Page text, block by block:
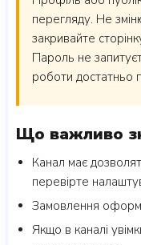
перегляду. Не
закривайте
Пароль не
роботи достатньо
Що важливо
Канал має
перевірте
Замовлення
Якщо в каналі